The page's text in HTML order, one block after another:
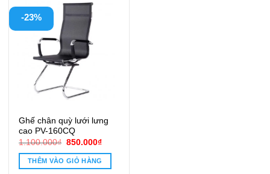
-23%
Ghế chân quỳ lưới lưng
cao PV-160CQ
1.100.000₫ Giá
là:
1.100.000₫.
850.000₫Giá
THÊM VÀO GIỎ HÀNG